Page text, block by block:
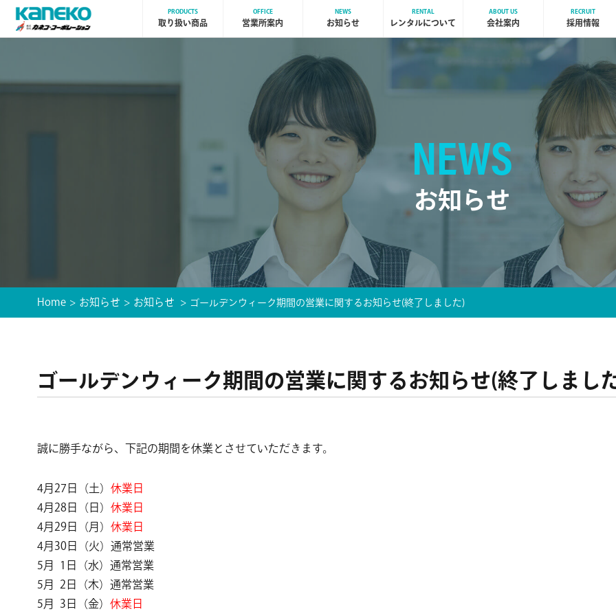
PRODUCTS
取り扱い商品
OFFICE
営業所案内
NEWS
お知らせ
RENTAL
レンタルについて
ABOUT US
会社案内
RECRUIT
採用情報
NEWS
お知らせ
Home お知らせ お知らせ ゴールデンウィーク期間の営業に関するお知らせ(終了しました)
ゴールデンウィーク期間の営業に関するお知らせ(終了しまし
誠に勝手ながら、下記の期間を休業とさせていただきます。
4月27日（土） 休業日
4月28日（日） 休業日
4月29日（月） 休業日
4月30日（火）通常営業
5月 1日（水）通常営業
5月 2日（木）通常営業
5月 3日（金） 休業日